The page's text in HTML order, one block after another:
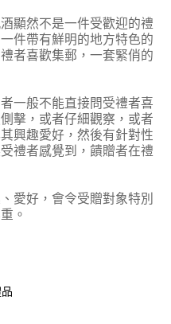
然不是一件受歡迎的禮
件帶有鮮明的地方特色的
者喜歡集郵，一套緊俏的
般不能直接問受禮者喜
擊，或者仔細觀察，或者
興趣愛好，然後有針對性
禮者感覺到，饋贈者在禮
好，會令受贈對象特別
。